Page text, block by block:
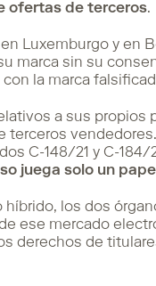
ofertas de terceros.
Luxemburgo y en
marca sin su
la marca
a sus propios
C-148/21 y C-184/
juega solo un
los dos
ese mercado
derechos de